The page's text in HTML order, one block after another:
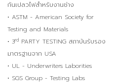
กันเปลวไฟสำหรับงานช่าง
• ASTM - American Society for
Testing and Materials
• 3rd PARTY TESTING สถาบันรับรอง
มาตรฐานจาก USA
• UL - Underwriters Laborities
• SGS Group - Testing Labs